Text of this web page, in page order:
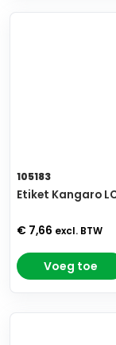
105183
Etiket Kangaro
€ 7,66 excl. BTW
Voeg toe